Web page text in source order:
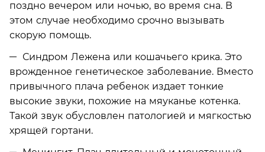
поздно вечером или ночью, во время сна. В
этом случае необходимо срочно вызывать
скорую помощь.
Синдром Лежена или кошачьего крика. Это
врожденное генетическое заболевание. Вместо
привычного плача ребенок издает тонкие
высокие звуки, похожие на мяуканье котенка.
Такой звук обусловлен патологией и мягкостью
хрящей гортани.